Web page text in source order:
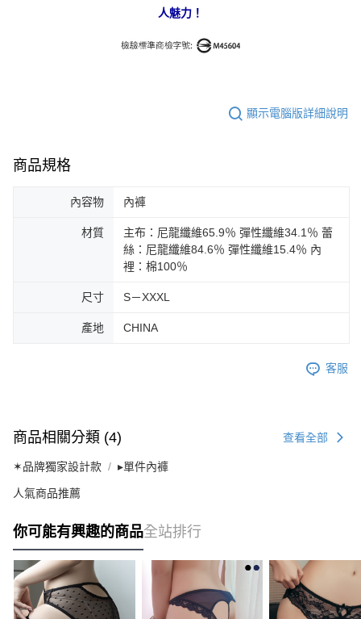
人魅力！
顯示電腦版詳細說明
商品規格
內容物 內褲
材質
主布：尼龍纖維65.9％ 彈性纖維34.1％ 蕾
絲：尼龍纖維84.6％ 彈性纖維15.4％ 內
裡：棉100％
尺寸 S－XXXL
產地 CHINA
客服
商品相關分類 (4) 查看全部
✶品牌獨家設計款 ▸單件內褲
人氣商品推薦
你可能有興趣的商品全站排行